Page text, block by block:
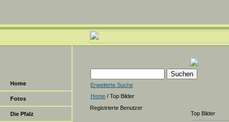
Home
Fotos
Die Pfalz
Erweiterte Suche
Home / Top Bilder
Registrierte Benutzer
Top Bilder